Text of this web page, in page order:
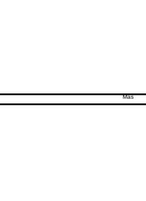
Más